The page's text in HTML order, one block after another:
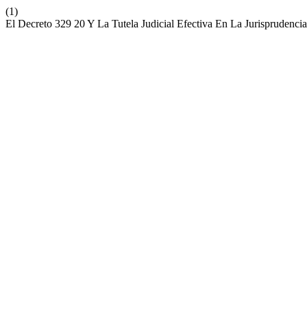
(1)
El Decreto 329 20 Y La Tutela Judicial Efectiva En La